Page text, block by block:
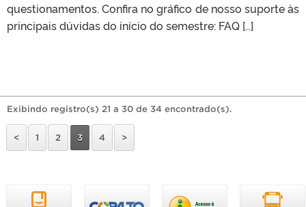
questionamentos. Confira no gráfico de nosso suporte às
principais dúvidas do início do semestre: FAQ […]
Exibindo registro(s) 21 a 30 de 34 encontrado(s).
< 1 2 3 4 >